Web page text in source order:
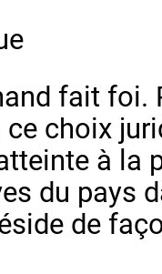
fait foi.
choix
à la
du pays
de